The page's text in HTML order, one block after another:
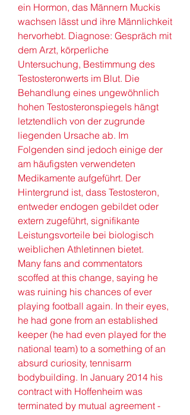
ein Hormon, das Männern Muckis
wachsen lässt und ihre Männlichkeit
hervorhebt. Diagnose: Gespräch mit
dem Arzt, körperliche
Untersuchung, Bestimmung des
Testosteronwerts im Blut. Die
Behandlung eines ungewöhnlich
hohen Testosteronspiegels hängt
letztendlich von der zugrunde
liegenden Ursache ab. Im
Folgenden sind jedoch einige der
am häufigsten verwendeten
Medikamente aufgeführt. Der
Hintergrund ist, dass Testosteron,
entweder endogen gebildet oder
extern zugeführt, signifikante
Leistungsvorteile bei biologisch
weiblichen Athletinnen bietet.
Many fans and commentators
scoffed at this change, saying he
was ruining his chances of ever
playing football again. In their eyes,
he had gone from an established
keeper (he had even played for the
national team) to a something of an
absurd curiosity, tennisarm
bodybuilding. In January 2014 his
contract with Hoffenheim was
terminated by mutual agreement -